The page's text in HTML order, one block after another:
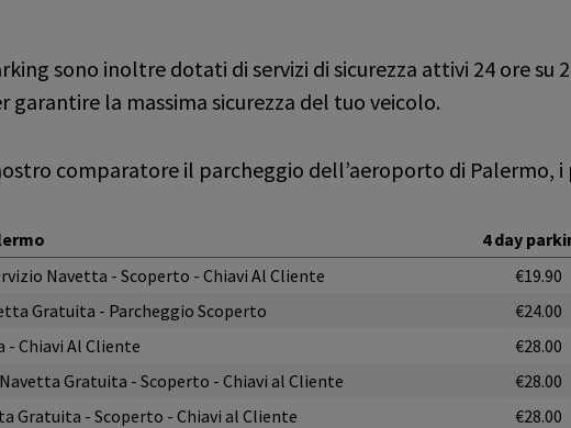
sono inoltre dotati di servizi di sicurezza attivi 24 ore su
garantire la massima sicurezza del tuo veicolo.
comparatore il parcheggio dell’aeroporto di Palermo,
4 day
Navetta - Scoperto - Chiavi Al Cliente
€19.90
Gratuita - Parcheggio Scoperto
€24.00
Chiavi Al Cliente
€28.00
Gratuita - Scoperto - Chiavi al Cliente
€28.00
Gratuita - Scoperto - Chiavi al Cliente
€28.00